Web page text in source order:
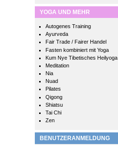
YOGA UND MEHR
Autogenes Training
Ayurveda
Fair Trade / Fairer Handel
Fasten kombiniert mit Yoga
Kum Nye Tibetisches Heilyoga
Meditation
Nia
Nuad
Pilates
Qigong
Shiatsu
Tai Chi
Zen
BENUTZERANMELDUNG